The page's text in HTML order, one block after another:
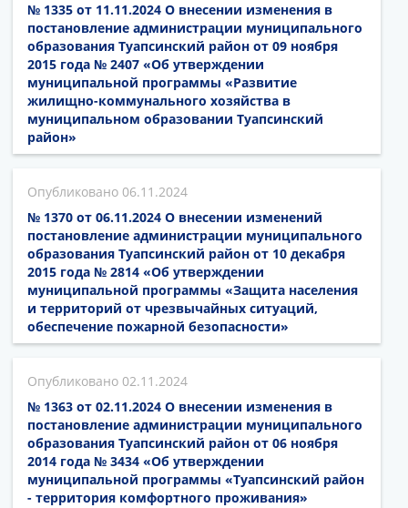
№ 1335 от 11.11.2024 О внесении изменения в
постановление администрации муниципального
образования Туапсинский район от 09 ноября
2015 года № 2407 «Об утверждении
муниципальной программы «Развитие
жилищно-коммунального хозяйства в
муниципальном образовании Туапсинский
район»
06.11.2024
№ 1370 от 06.11.2024 О внесении изменений
постановление администрации муниципального
образования Туапсинский район от 10 декабря
2015 года № 2814 «Об утверждении
муниципальной программы «Защита населения
и территорий от чрезвычайных ситуаций,
обеспечение пожарной безопасности»
02.11.2024
№ 1363 от 02.11.2024 О внесении изменения в
постановление администрации муниципального
образования Туапсинский район от 06 ноября
2014 года № 3434 «Об утверждении
муниципальной программы «Туапсинский район
- территория комфортного проживания»